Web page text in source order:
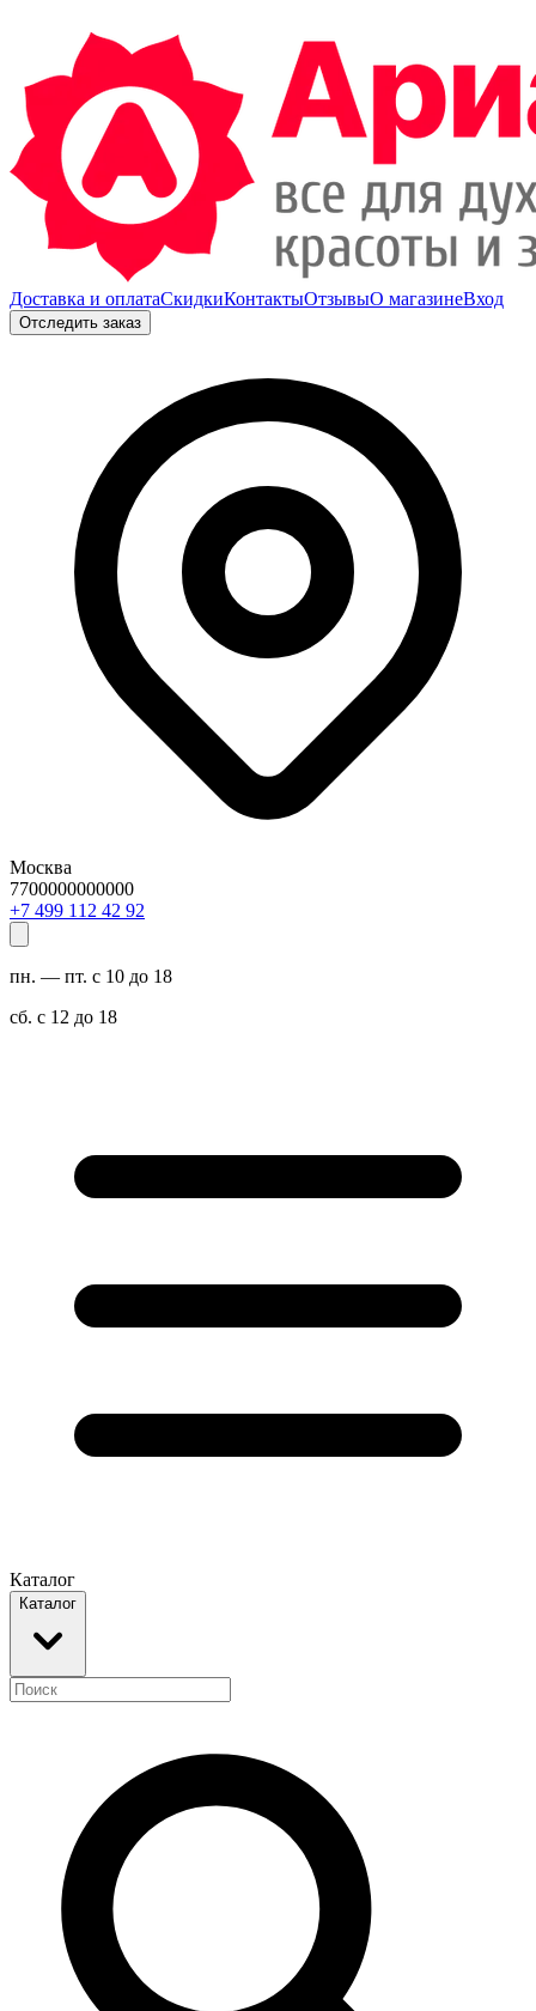
Доставка и оплатаСкидкиКонтактыОтзывыО магазинеВход
Отследить заказ
Москва
7700000000000
29 24 211 994 7+
пн. — пт. с 10 до 18
сб. с 12 до 18
Каталог
Каталог